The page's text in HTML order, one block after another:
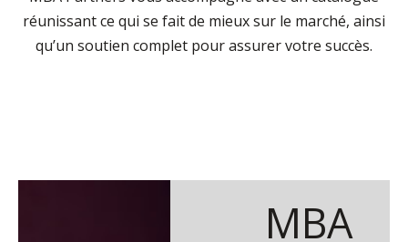
réunissant ce qui se fait de mieux sur le marché, ainsi
qu’un soutien complet pour assurer votre succès.
MBA